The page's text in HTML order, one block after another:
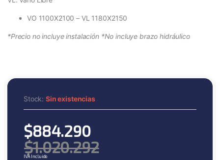
VO 1100X2100 – VL 1180X2150
*Precio no incluye instalación *No incluye brazo hidráulico
Stock:Sin existencias
$884.290
$1.020.292
IVA Incluido